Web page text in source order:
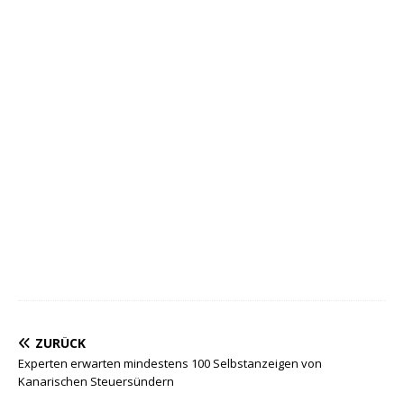
ZURÜCK
Experten erwarten mindestens 100 Selbstanzeigen von
Kanarischen Steuersündern